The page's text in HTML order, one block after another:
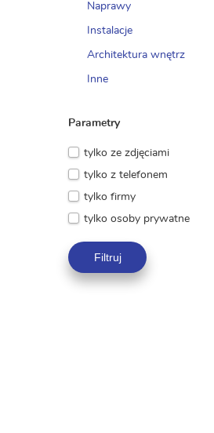
Naprawy
Instalacje
Architektura wnętrz
Inne
Parametry
tylko ze zdjęciami
tylko z telefonem
tylko firmy
tylko osoby prywatne
Filtruj